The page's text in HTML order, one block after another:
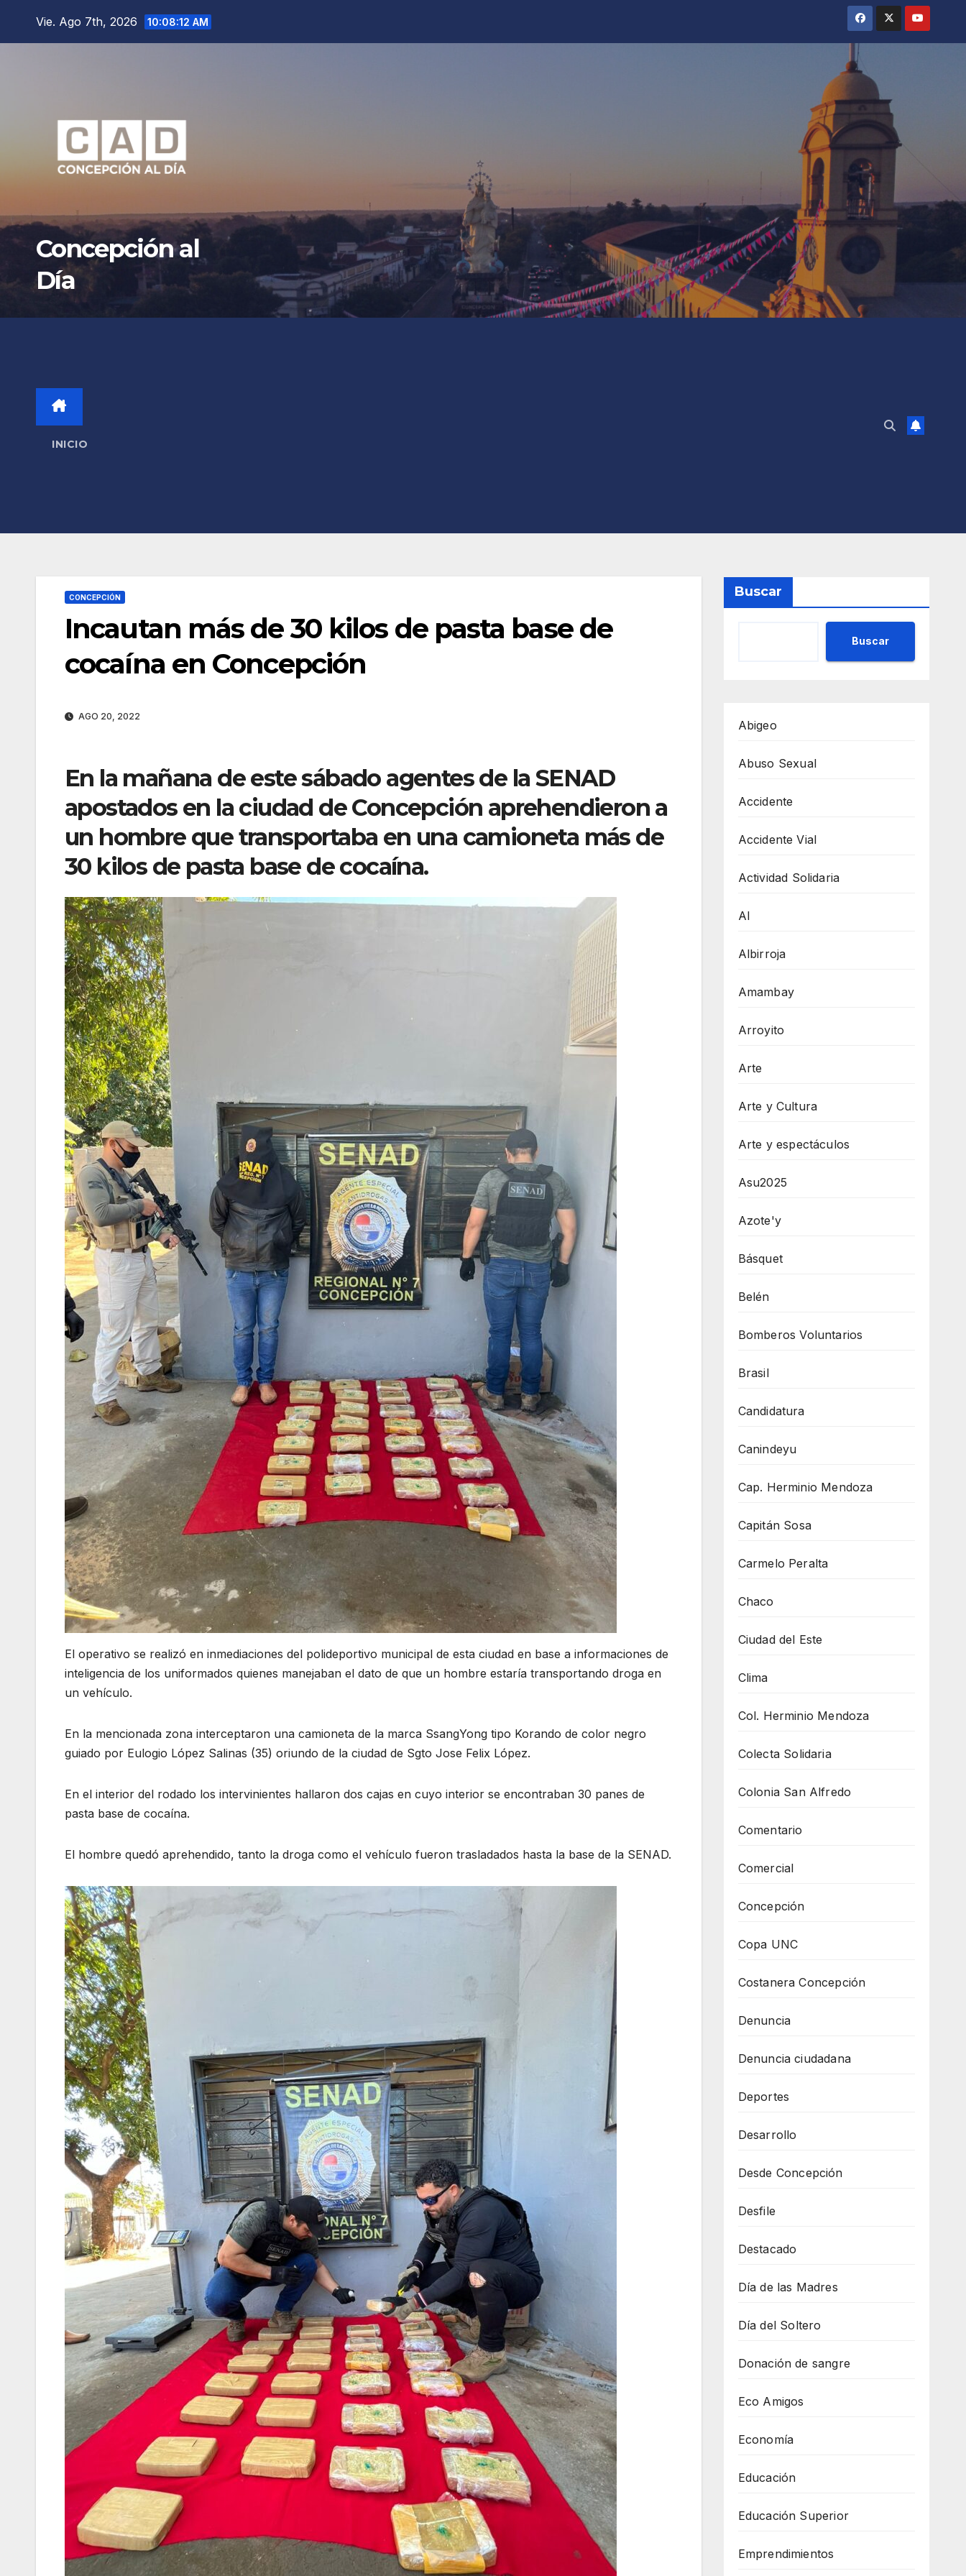
Vie. Ago 7th, 2026 10:08:14 AM
Concepción al
Día
INICIO
CONCEPCIÓN
Incautan más de 30 kilos de pasta base de
cocaína en Concepción
AGO 20, 2022
En la mañana de este sábado agentes de la SENAD
apostados en la ciudad de Concepción aprehendieron a
un hombre que transportaba en una camioneta más de
30 kilos de pasta base de cocaína.
El operativo se realizó en inmediaciones del polideportivo municipal de esta ciudad en base a informaciones de
inteligencia de los uniformados quienes manejaban el dato de que un hombre estaría transportando droga en
un vehículo.
En la mencionada zona interceptaron una camioneta de la marca SsangYong tipo Korando de color negro
guiado por Eulogio López Salinas (35) oriundo de la ciudad de Sgto Jose Felix López.
En el interior del rodado los intervinientes hallaron dos cajas en cuyo interior se encontraban 30 panes de
pasta base de cocaína.
El hombre quedó aprehendido, tanto la droga como el vehículo fueron trasladados hasta la base de la SENAD.
Buscar
Buscar
Abigeo
Abuso Sexual
Accidente
Accidente Vial
Actividad Solidaria
AI
Albirroja
Amambay
Arroyito
Arte
Arte y Cultura
Arte y espectáculos
Asu2025
Azote'y
Básquet
Belén
Bomberos Voluntarios
Brasil
Candidatura
Canindeyu
Cap. Herminio Mendoza
Capitán Sosa
Carmelo Peralta
Chaco
Ciudad del Este
Clima
Col. Herminio Mendoza
Colecta Solidaria
Colonia San Alfredo
Comentario
Comercial
Concepción
Copa UNC
Costanera Concepción
Denuncia
Denuncia ciudadana
Deportes
Desarrollo
Desde Concepción
Desfile
Destacado
Día de las Madres
Día del Soltero
Donación de sangre
Eco Amigos
Economía
Educación
Educación Superior
Emprendimientos